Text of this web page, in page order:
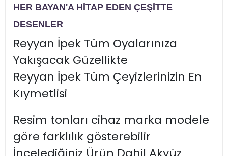
HER BAYAN'A HİTAP EDEN ÇEŞİTTE
DESENLER
Reyyan İpek Tüm Oyalarınıza
Yakışacak Güzellikte
Reyyan İpek Tüm Çeyizlerinizin En
Kıymetlisi
Resim tonları cihaz marka modele
göre farklılık gösterebilir